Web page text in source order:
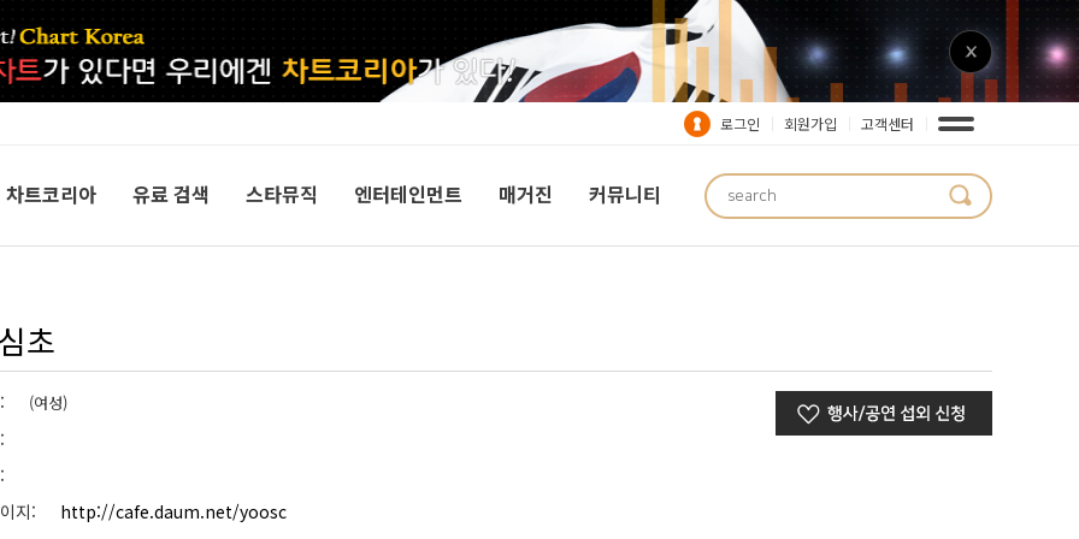
로그인 회원가입 고객센터
차트코리아 유료 검색 스타뮤직 엔터테인먼트 매거진 커뮤니티
초
: (여성)
:
:
이지: http://cafe.daum.net/yoosc